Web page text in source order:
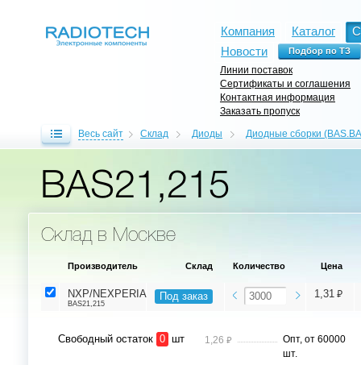
Компания Каталог
Новости
Линии поставок
Сертификаты и соглашения
Контактная информация
Заказать пропуск
Весь сайт Склад Диоды Диодные сборки
BAS21,215
Склад в Москве
Производитель Склад Количество Цена
NXP/NEXPERIA
BAS21,215
Под заказ 1,31 ⃏
Свободный остаток 0 шт 1,26 ⃏
Опт, от 60000
шт.